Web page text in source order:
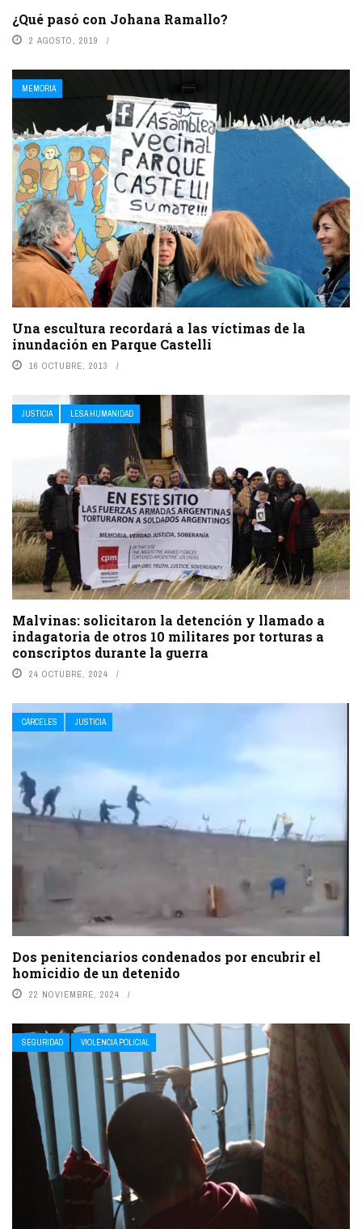
¿Qué pasó con Johana Ramallo?
2 AGOSTO, 2019
MEMORIA
Una escultura recordará a las víctimas de la
inundación en Parque Castelli
16 OCTUBRE, 2013
JUSTICIA LESA HUMANIDAD
Malvinas: solicitaron la detención y llamado a
indagatoria de otros 10 militares por torturas a
conscriptos durante la guerra
24 OCTUBRE, 2024
CÁRCELES JUSTICIA
Dos penitenciarios condenados por encubrir el
homicidio de un detenido
22 NOVIEMBRE, 2024
SEGURIDAD VIOLENCIA POLICIAL